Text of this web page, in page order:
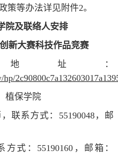
策等办法详见附件2。
院及联络人安排
新大赛科技作品竞赛
址：
植保学院
联系方式：55190048，邮
方式：55190160，邮箱：